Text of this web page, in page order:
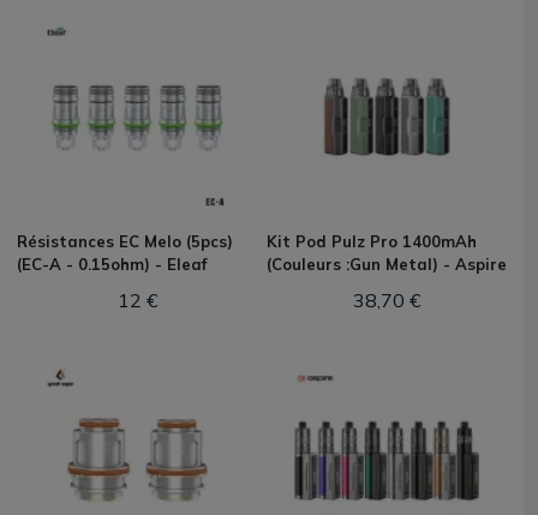
Résistances EC Melo (5pcs)
(EC-A - 0.15ohm) - Eleaf
12 €
Kit Pod Pulz Pro 1400mAh
(Couleurs :Gun Metal) - Aspire
38,70 €